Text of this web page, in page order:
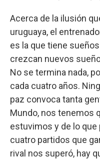
Acerca de la ilusión
uruguaya, el
es la que tiene
crezcan nuevos
No se termina nada,
cada cuatro años.
paz convoca tanta
Mundo, nos tenemos
estuvimos y de lo
cuatro partidos que
rival nos superó, hay